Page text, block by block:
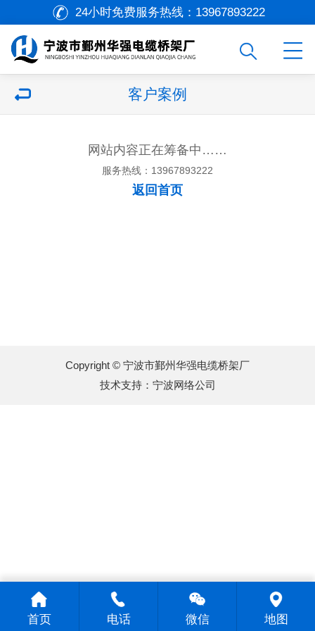
24小时免费服务热线： 13967893222
客户案例
网站内容正在筹备中……
服务热线：13967893222
返回首页
Copyright © 宁波市鄞州华强电缆桥架厂
技术支持： 宁波网络公司
首页 电话 微信 地图